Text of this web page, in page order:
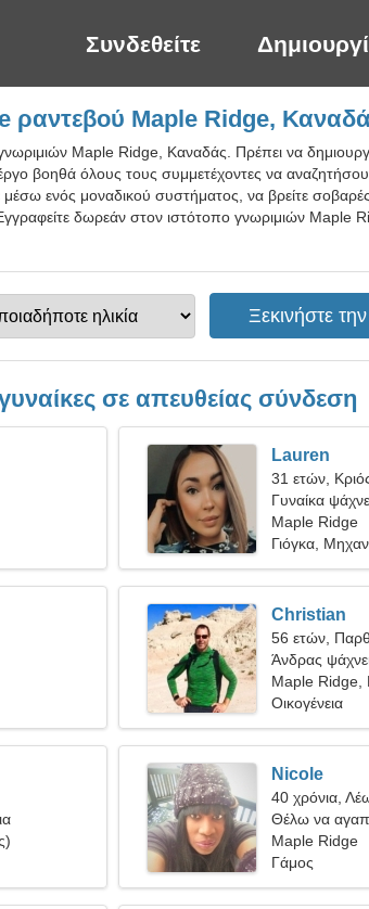
Συνδεθείτε
ραντεβού Maple Ridge,
Maple Ridge, Καναδάς. Πρέπει να
βοηθά όλους τους συμμετέχοντες να
ενός μοναδικού συστήματος, να βρείτε
δωρεάν στον ιστότοπο γνωριμιών Maple
σε απευθείας σύνδεση
Lauren
31 ετών,
Γυναίκα
Maple Ridge
Γιόγκα,
Christian
56 ετών,
Άνδρας
Maple Ridge,
Οικογένεια
Nicole
40 χρόνια,
Θέλω να
Maple Ridge
Γάμος